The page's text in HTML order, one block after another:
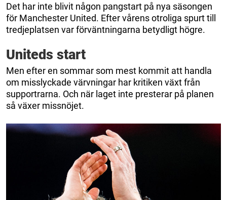
Det har inte blivit någon pangstart på nya säsongen
för Manchester United. Efter vårens otroliga spurt till
tredjeplatsen var förväntningarna betydligt högre.
Uniteds start
Men efter en sommar som mest kommit att handla
om misslyckade värvningar har kritiken växt från
supportrarna. Och när laget inte presterar på planen
så växer missnöjet.